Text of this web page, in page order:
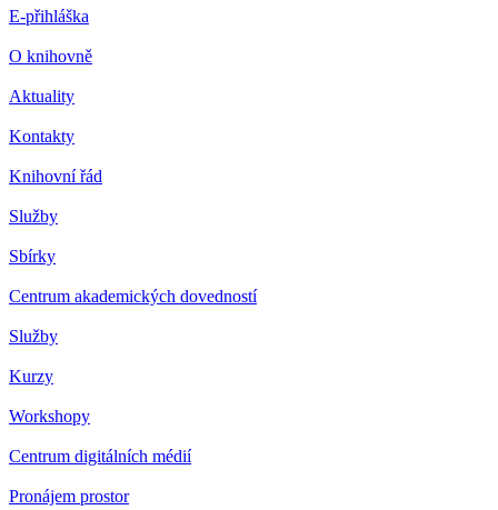
E-přihláška
O knihovně
Aktuality
Kontakty
Knihovní řád
Služby
Sbírky
Centrum akademických dovedností
Služby
Kurzy
Workshopy
Centrum digitálních médií
Pronájem prostor